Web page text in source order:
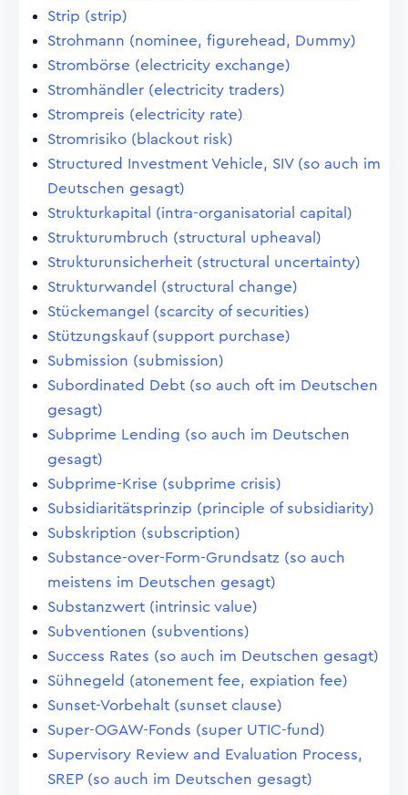
Strip (strip)
Strohmann (nominee, figurehead, Dummy)
Strombörse (electricity exchange)
Stromhändler (electricity traders)
Strompreis (electricity rate)
Stromrisiko (blackout risk)
Structured Investment Vehicle, SIV (so auch im
Deutschen gesagt)
Strukturkapital (intra-organisatorial capital)
Strukturumbruch (structural upheaval)
Strukturunsicherheit (structural uncertainty)
Strukturwandel (structural change)
Stückemangel (scarcity of securities)
Stützungskauf (support purchase)
Submission (submission)
Subordinated Debt (so auch oft im Deutschen
gesagt)
Subprime Lending (so auch im Deutschen
gesagt)
Subprime-Krise (subprime crisis)
Subsidiaritätsprinzip (principle of subsidiarity)
Subskription (subscription)
Substance-over-Form-Grundsatz (so auch
meistens im Deutschen gesagt)
Substanzwert (intrinsic value)
Subventionen (subventions)
Success Rates (so auch im Deutschen gesagt)
Sühnegeld (atonement fee, expiation fee)
Sunset-Vorbehalt (sunset clause)
Super-OGAW-Fonds (super UTIC-fund)
Supervisory Review and Evaluation Process,
SREP (so auch im Deutschen gesagt)